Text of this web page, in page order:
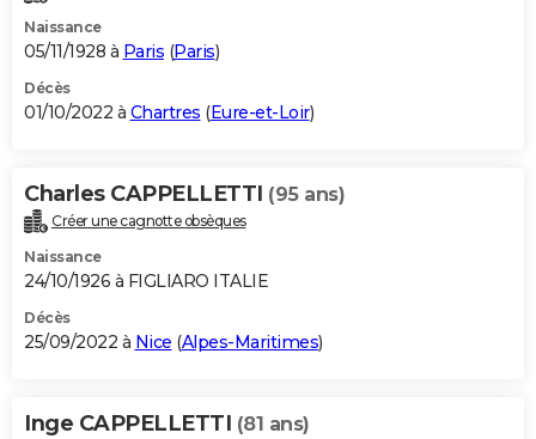
Naissance
05/11/1928 à Paris (Paris)
Décès
01/10/2022 à Chartres (Eure-et-Loir)
Charles CAPPELLETTI (95 ans)
Créer une cagnotte obsèques
Naissance
24/10/1926 à FIGLIARO ITALIE
Décès
25/09/2022 à Nice (Alpes-Maritimes)
Inge CAPPELLETTI (81 ans)